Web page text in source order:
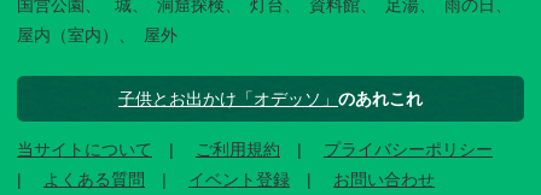
国営公園
城 洞窟探検 灯台 資料館 足湯
雨の日
屋内（室内）
屋外
子供とお出かけ「オデッソ」 のあれこれ
当サイトについて ご利用規約
プライバシーポリシー
よくある質問
イベント登録 お問い合わせ